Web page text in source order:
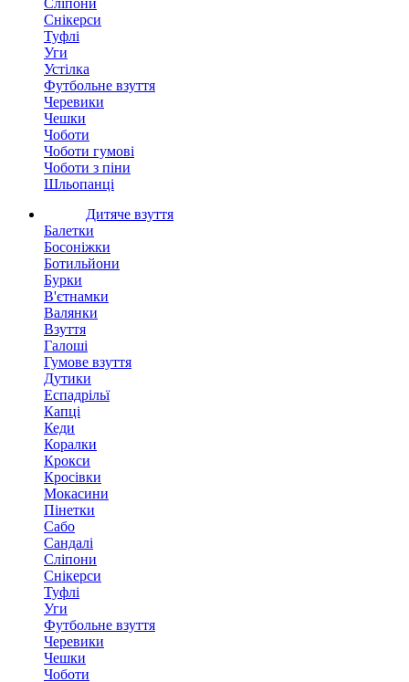
Сліпони
Снікерси
Туфлі
Уги
Устілка
Футбольне взуття
Черевики
Чешки
Чоботи
Чоботи гумові
Чоботи з піни
Шльопанці
Дитяче взуття
Балетки
Босоніжки
Ботильйони
Бурки
В'єтнамки
Валянки
Взуття
Галоші
Гумове взуття
Дутики
Еспадрільї
Капці
Кеди
Коралки
Крокси
Кросівки
Мокасини
Пінетки
Сабо
Сандалі
Сліпони
Снікерси
Туфлі
Уги
Футбольне взуття
Черевики
Чешки
Чоботи